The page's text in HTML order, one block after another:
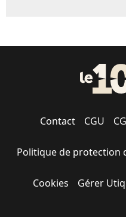
Contact CGU
Politique de protection
Cookies Gérer Utiq